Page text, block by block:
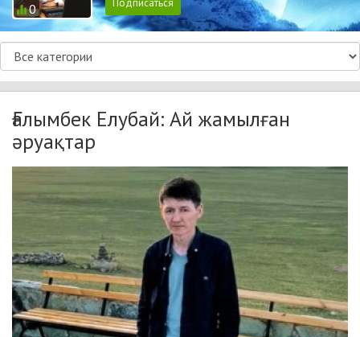
0
Ғалымбек Елубай: Ай жамылған
әруақтар